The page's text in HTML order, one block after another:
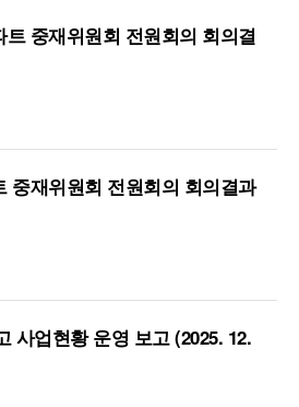
트 중재위원회 전원회의 회의결
중재위원회 전원회의 회의결과
사업현황 운영 보고 (2025. 12.